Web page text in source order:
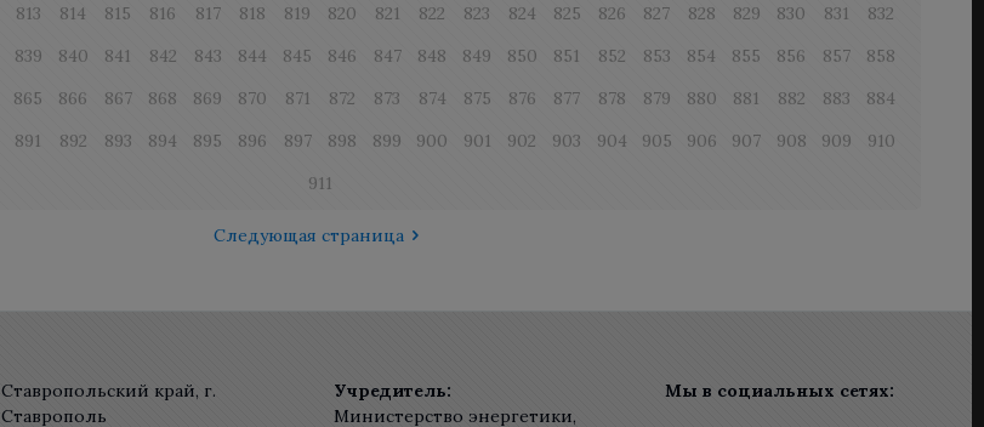
813 814 815 816 817 818 819 820 821 822 823 824 825 826 827 828 829 830 831
832
839 840 841 842 843 844 845 846 847 848 849 850 851 852 853 854 855 856 857
858
865 866 867 868 869 870 871 872 873 874 875 876 877 878 879 880 881 882 883
884
891 892 893 894 895 896 897 898 899 900 901 902 903 904 905 906 907 908 909
910
911
Следующая страница
Ставропольский край, г.
Ставрополь
Учредитель:
Министерство энергетики,
Мы в социальных сетях: